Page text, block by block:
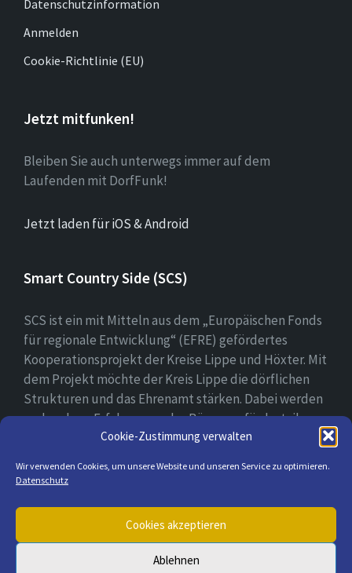
Cookie-Zustimmung verwalten
Wir verwenden Cookies, um unsere Website und unseren Service zu optimieren.
Datenschutz
Cookies akzeptieren
Ablehnen
Datenschutzinformation
Anmelden
Cookie-Richtlinie (EU)
Jetzt mitfunken!
Bleiben Sie auch unterwegs immer auf dem
Laufenden mit DorfFunk!
Jetzt laden für iOS & Android
Smart Country Side (SCS)
SCS ist ein mit Mitteln aus dem „Europäischen Fonds
für regionale Entwicklung“ (EFRE) gefördertes
Kooperationsprojekt der Kreise Lippe und Höxter. Mit
dem Projekt möchte der Kreis Lippe die dörflichen
Strukturen und das Ehrenamt stärken. Dabei werden
vorhandene Erfahrungen der Bürger gefördert, ihre
digitale Kompetenz gestärkt und bei der Erprobung